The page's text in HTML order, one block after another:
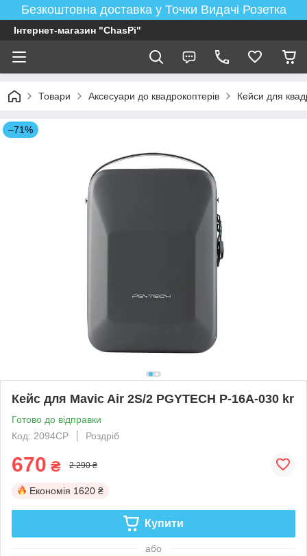
Безкоштовна доставка у Точки Видачі Розетка
Інтернет-магазин "ChasPi"
Товари Аксесуари до квадрокоптерів Кейси для
–71%
Кейс для Mavic Air 2S/2 PGYTECH P-16A-030 kr
Готово до відправки
Код: 2094CP
Роздріб
670 ₴ 2 290 ₴
Економія 1620 ₴
Купити
або